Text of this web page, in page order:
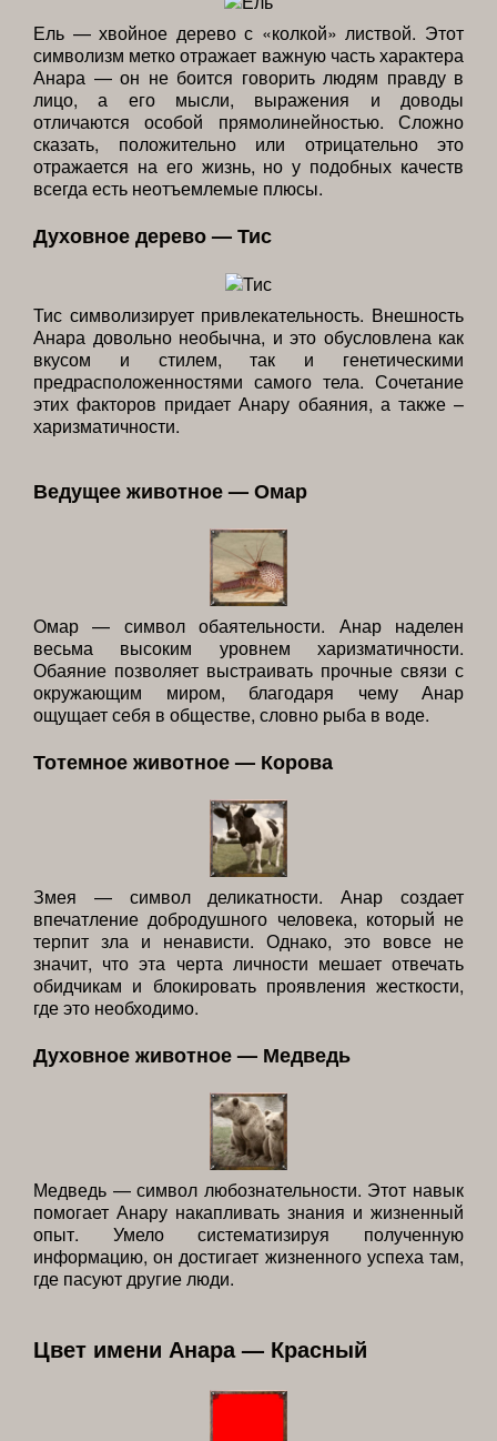
Ель — хвойное дерево с «колкой» листвой. Этот
символизм метко отражает важную часть характера
Анара — он не боится говорить людям правду в
лицо, а его мысли, выражения и доводы
отличаются особой прямолинейностью. Сложно
сказать, положительно или отрицательно это
отражается на его жизнь, но у подобных качеств
всегда есть неотъемлемые плюсы.
Духовное дерево — Тис
Тис символизирует привлекательность. Внешность
Анара довольно необычна, и это обусловлена как
вкусом и стилем, так и генетическими
предрасположенностями самого тела. Сочетание
этих факторов придает Анару обаяния, а также –
харизматичности.
Ведущее животное — Омар
Омар — символ обаятельности. Анар наделен
весьма высоким уровнем харизматичности.
Обаяние позволяет выстраивать прочные связи с
окружающим миром, благодаря чему Анар
ощущает себя в обществе, словно рыба в воде.
Тотемное животное — Корова
Змея — символ деликатности. Анар создает
впечатление добродушного человека, который не
терпит зла и ненависти. Однако, это вовсе не
значит, что эта черта личности мешает отвечать
обидчикам и блокировать проявления жесткости,
где это необходимо.
Духовное животное — Медведь
Медведь — символ любознательности. Этот навык
помогает Анару накапливать знания и жизненный
опыт. Умело систематизируя полученную
информацию, он достигает жизненного успеха там,
где пасуют другие люди.
Цвет имени Анара — Красный